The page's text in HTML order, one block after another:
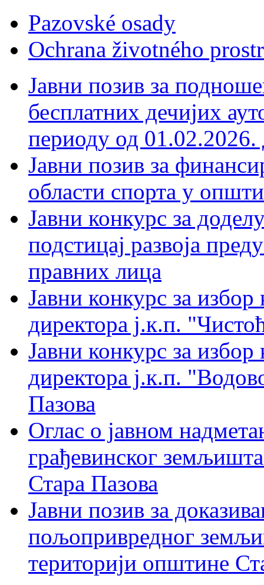
Pazovské osady
Ochrana životného
Јавни позив за
бесплатних дечијих
периоду од
Јавни позив за
области спорта у
Јавни конкурс за
подстицај развоја
правних лица
Јавни конкурс за
директора ј.к.п.
Јавни конкурс за
директора ј.к.п.
Пазова
Оглас о јавном
грађевинског
Стара Пазова
Јавни позив за
пољопривредног
територији општине